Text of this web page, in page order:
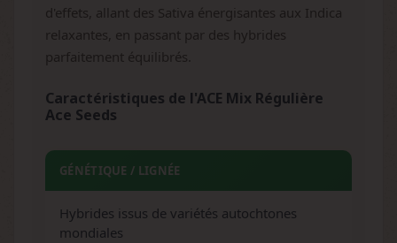
d'effets, allant des Sativa énergisantes aux Indica
relaxantes, en passant par des hybrides
parfaitement équilibrés.
Caractéristiques de l'ACE Mix Régulière
Ace Seeds
GÉNÉTIQUE / LIGNÉE
Hybrides issus de variétés autochtones
mondiales